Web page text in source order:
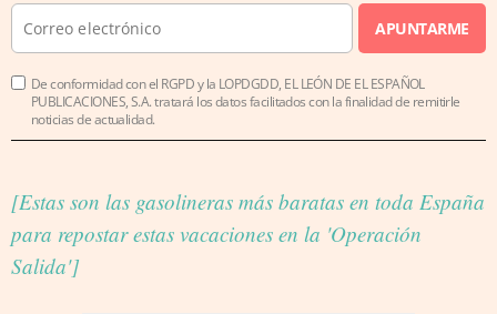
APUNTARME
De conformidad con el RGPD y la LOPDGDD, EL LEÓN DE EL ESPAÑOL
PUBLICACIONES, S.A. tratará los datos facilitados con la finalidad de remitirle
noticias de actualidad.
[Estas son las gasolineras más baratas en toda España
para repostar estas vacaciones en la 'Operación
Salida']